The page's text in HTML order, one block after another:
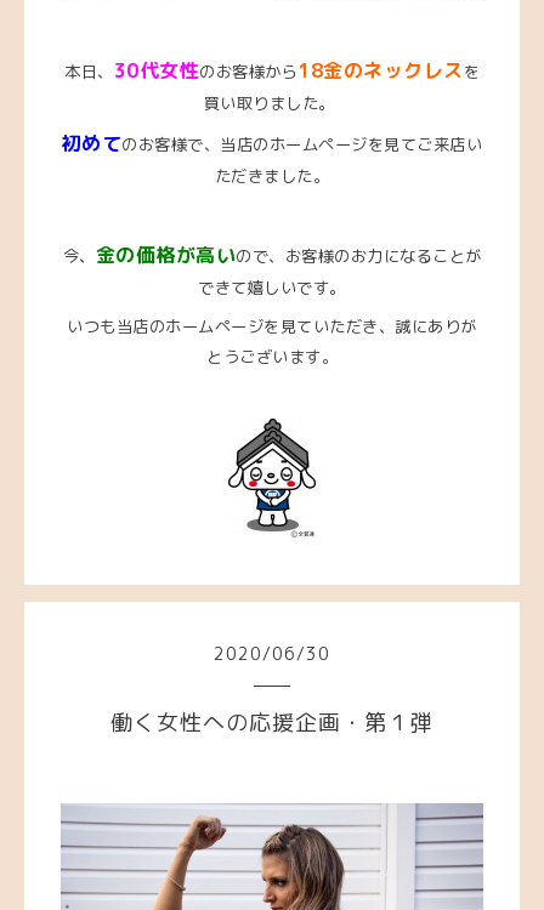
本日、 30代女性のお客様から 18金のネックレスを
買い取りました。
初めてのお客様で、当店のホームページを見てご来店い
ただきました。
今、 金の価格が高いので、お客様のお力になることが
できて嬉しいです。
いつも当店のホームページを見ていただき、誠にありが
とうございます。
2020/06/30
働く女性への応援企画・第１弾